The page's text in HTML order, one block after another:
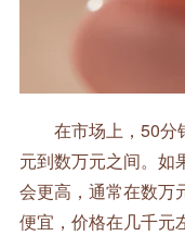
在市场上，50分
元到数万元之间。如
会更高，通常在数万
便宜，价格在几千元